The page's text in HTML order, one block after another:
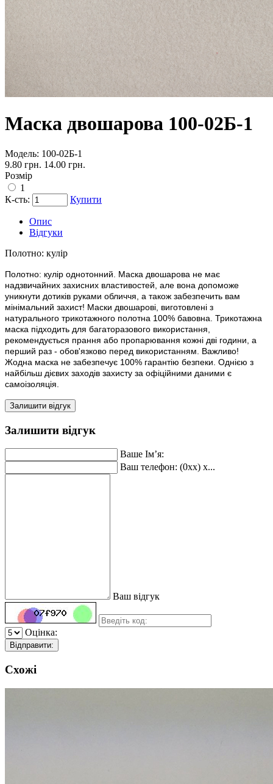
Маска двошарова 100-02Б-1
Модель: 100-02Б-1
9.80 грн. 14.00 грн.
Розмір
1
К-сть:
Купити
Опис
Відгуки
Полотно: кулір
Полотно: кулір однотонний. Маска двошарова не має
надзвичайних захисних властивостей, але вона допоможе
уникнути дотиків руками обличчя, а також забезпечить вам
мінімальний захист! Маски двошарові, виготовлені з
натурального трикотажного полотна 100% бавовна. Трикотажна
маска підходить для багаторазового використання,
рекомендується прання або пропарювання кожні дві години, а
перший раз - обов'язково перед використанням. Важливо!
Жодна маска не забезпечує 100% гарантію безпеки. Однією з
найбільш дієвих заходів захисту за офіційними даними є
самоізоляція.
Залишити відгук
Залишити відгук
Ваше Ім’я:
Ваш телефон: (0xx) x...
Ваш відгук
Оцінка:
Відправити:
Схожі